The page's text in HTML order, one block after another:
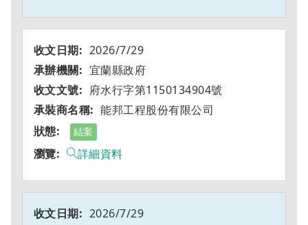
2026/7/29
宜蘭縣政府
府水行字第1150134904號
能邦工程股份有限公司
結案
詳細資料
2026/7/29